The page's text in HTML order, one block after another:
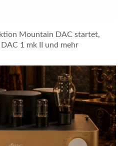
Mountain DAC startet,
1 mk II und mehr